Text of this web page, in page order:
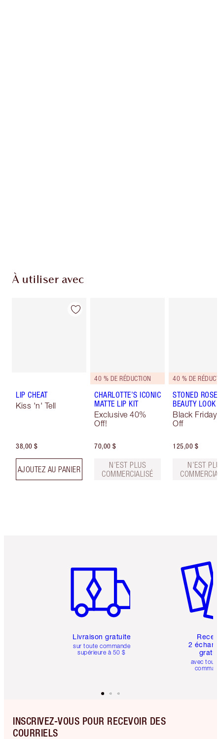
À utiliser avec
LIP CHEAT
Kiss 'n' Tell
38,00 $
AJOUTEZ AU PANIER
40 % DE RÉDUCTION
CHARLOTTE’S ICONIC
MATTE LIP KIT
Exclusive 40%
Off!
70,00 $
N’EST PLUS
COMMERCIALISÉ
40 % DE
STONED ROSE
BEAUTY LOOK
Black Friday
Off
125,00 $
N’EST
Livraison gratuite
sur toute commande
supérieure à 50 $
2
avec
INSCRIVEZ-VOUS POUR RECEVOIR DES
COURRIELS